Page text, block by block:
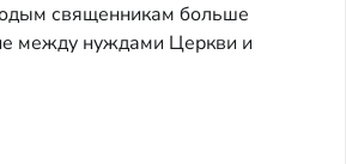
священникам больше
между нуждами Церкви и